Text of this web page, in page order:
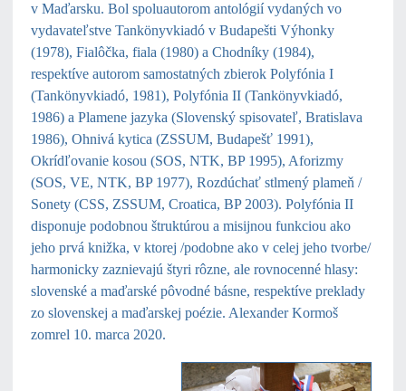
v Maďarsku. Bol spoluautorom antológií vydaných vo
vydavateľstve Tankönyvkiadó v Budapešti Výhonky
(1978), Fialôčka, fiala (1980) a Chodníky (1984),
respektíve autorom samostatných zbierok Polyfónia I
(Tankönyvkiadó, 1981), Polyfónia II (Tankönyvkiadó,
1986) a Plamene jazyka (Slovenský spisovateľ, Bratislava
1986), Ohnivá kytica (ZSSUM, Budapešť 1991),
Okrídľovanie kosou (SOS, NTK, BP 1995), Aforizmy
(SOS, VE, NTK, BP 1977), Rozdúchať stlmený plameň /
Sonety (CSS, ZSSUM, Croatica, BP 2003). Polyfónia II
disponuje podobnou štruktúrou a misijnou funkciou ako
jeho prvá knižka, v ktorej /podobne ako v celej jeho tvorbe/
harmonicky zaznievajú štyri rôzne, ale rovnocenné hlasy:
slovenské a maďarské pôvodné básne, respektíve preklady
zo slovenskej a maďarskej poézie. Alexander Kormoš
zomrel 10. marca 2020.